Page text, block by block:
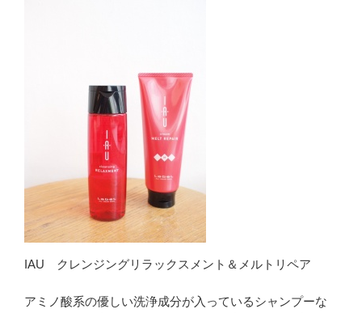
IAU クレンジングリラックスメント＆メルトリペア
アミノ酸系の優しい洗浄成分が入っているシャンプーな